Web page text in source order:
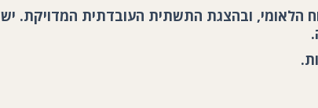
הלאומי, ובהצגת התשתית העובדתית המדויקת. יש